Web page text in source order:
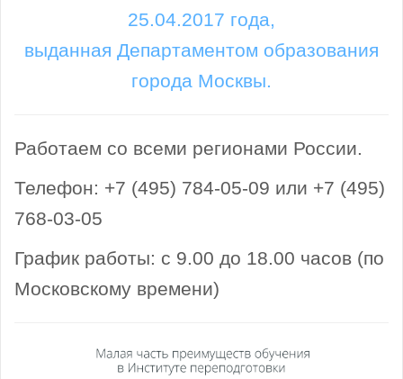
25.04.2017 года,
выданная Департаментом образования
города Москвы.
Работаем со всеми регионами России.
Телефон: +7 (495) 784-05-09 или +7 (495)
768-03-05
График работы: с 9.00 до 18.00 часов (по
Московскому времени)